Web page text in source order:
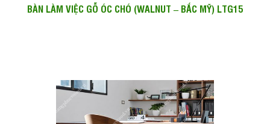
BÀN LÀM VIỆC GỖ ÓC CHÓ (WALNUT – BẮC MỸ) LTG15